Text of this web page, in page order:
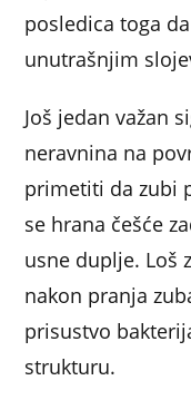
posledica toga
unutrašnjim
Još jedan važan
neravnina na
primetiti da zubi
se hrana češće
usne duplje. Loš
nakon pranja
prisustvo
strukturu.